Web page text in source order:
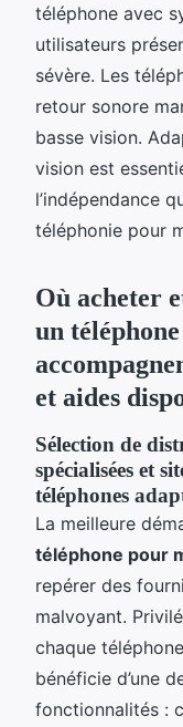
téléphone avec
utilisateurs
sévère. Les
retour sonore
basse vision.
vision est
l’indépendance
téléphonie pour
Où acheter
un
et aides
Sélection de
spécialisées et
téléphones
La meilleure
téléphone pour
repérer des
malvoyant.
chaque
bénéficie d’une
fonctionnalités :